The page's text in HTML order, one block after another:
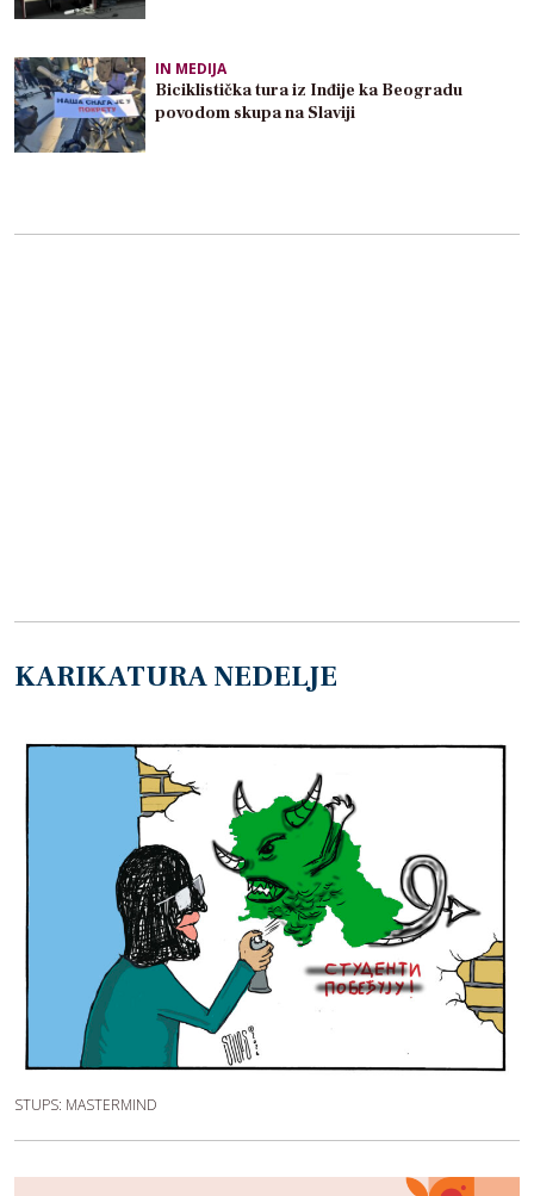
IN MEDIJA
Biciklistička tura iz Inđije ka Beogradu
povodom skupa na Slaviji
KARIKATURA NEDELJE
STUPS: MASTERMIND